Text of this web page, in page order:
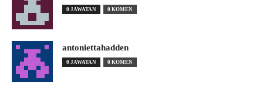
0 JAWATAN 0 KOMEN
antoniettahadden
0 JAWATAN 0 KOMEN